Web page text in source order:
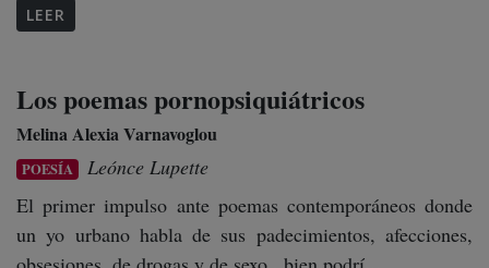
LEER
Los poemas pornopsiquiátricos
Melina Alexia Varnavoglou
POESÍA
Leónce Lupette
El primer impulso ante poemas contemporáneos donde
un yo urbano habla de sus padecimientos, afecciones,